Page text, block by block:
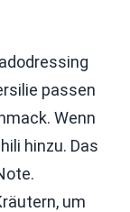
passen
Wenn
hinzu. Das
um